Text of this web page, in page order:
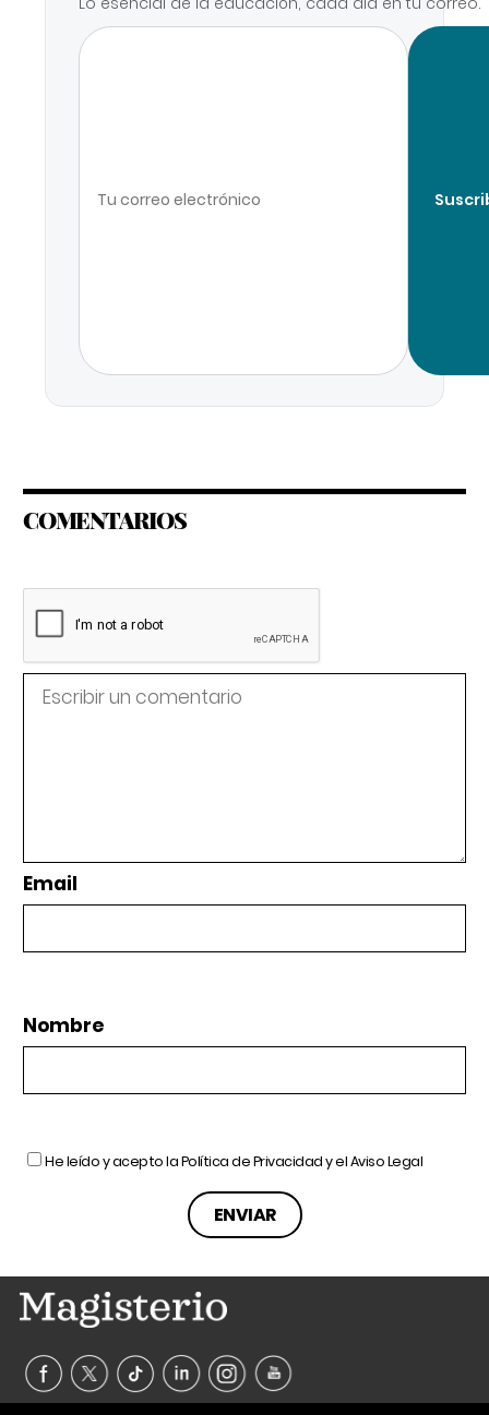
COMENTARIOS
Email
Nombre
He leído y acepto laPolítica de Privacidady elAviso Legal